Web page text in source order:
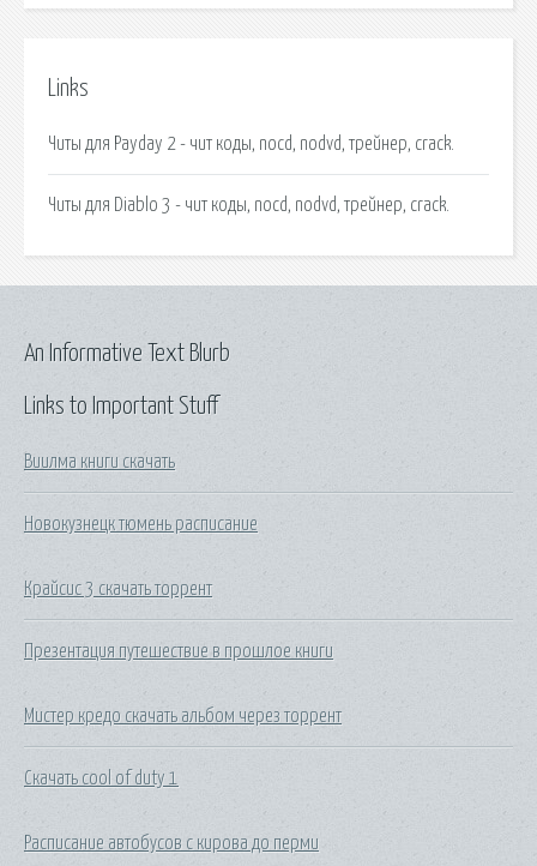
Links
Читы для Payday 2 - чит коды, nocd, nodvd, трейнер, crack.
Читы для Diablo 3 - чит коды, nocd, nodvd, трейнер, crack.
Links to Important Stuff
Виилма книги скачать
Новокузнецк тюмень расписание
Крайсис 3 скачать торрент
Презентация путешествие в прошлое книги
Мистер кредо скачать альбом через торрент
Скачать cool of duty 1
Расписание автобусов с кирова до перми
An Informative Text Blurb